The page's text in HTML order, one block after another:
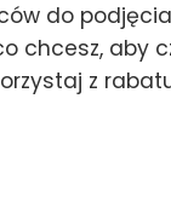
do
chcesz, aby
z